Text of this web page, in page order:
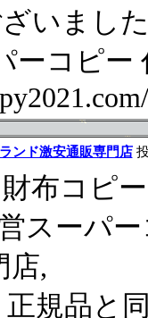
いまし
ーコピー
ンド激安通販専門店
布コピー
スーパ
店,
規品と